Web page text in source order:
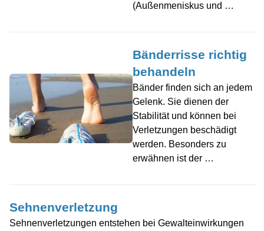
(Außenmeniskus und …
Bänderrisse richtig
behandeln
Bänder finden sich an jedem
Gelenk. Sie dienen der
Stabilität und können bei
Verletzungen beschädigt
werden. Besonders zu
erwähnen ist der …
Sehnenverletzung
Sehnenverletzungen entstehen bei Gewalteinwirkungen